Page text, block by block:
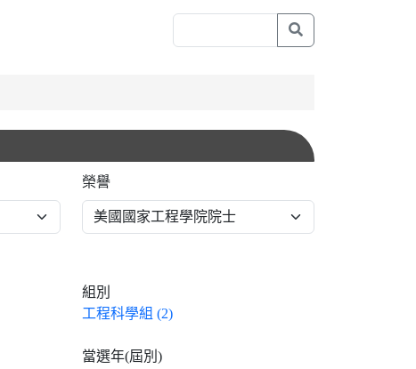
榮譽
組別
工程科學組 (2)
當選年(屆別)